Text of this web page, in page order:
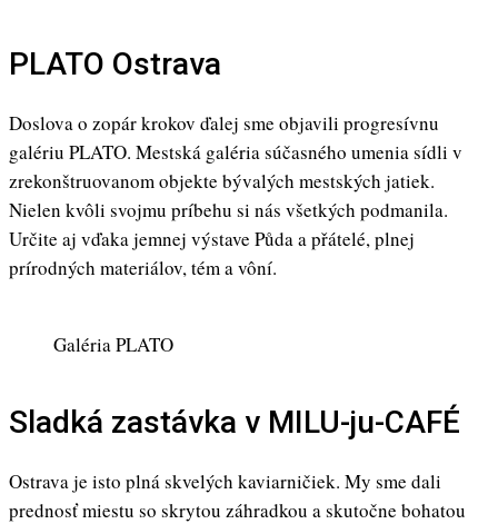
PLATO Ostrava
Doslova o zopár krokov ďalej sme objavili progresívnu
galériu PLATO. Mestská galéria súčasného umenia sídli v
zrekonštruovanom objekte bývalých mestských jatiek.
Nielen kvôli svojmu príbehu si nás všetkých podmanila.
Určite aj vďaka jemnej výstave Půda a přátelé, plnej
prírodných materiálov, tém a vôní.
Galéria PLATO
Sladká zastávka v MILU-ju-CAFÉ
Ostrava je isto plná skvelých kaviarničiek. My sme dali
prednosť miestu so skrytou záhradkou a skutočne bohatou